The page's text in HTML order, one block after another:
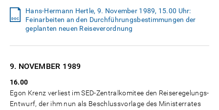
Hans-Hermann Hertle, 9. November 1989, 15.00 Uhr:
Feinarbeiten an den Durchführungsbestimmungen der
geplanten neuen Reiseverordnung
9. NOVEMBER 1989
16.00
Egon Krenz verliest im SED-Zentralkomitee den Reiseregelungs-
Entwurf, der ihm nun als Beschlussvorlage des Ministerrates